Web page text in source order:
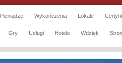
Pieniądze Wykończenia Lokale
Gry Usługi Hotele Wdzięk